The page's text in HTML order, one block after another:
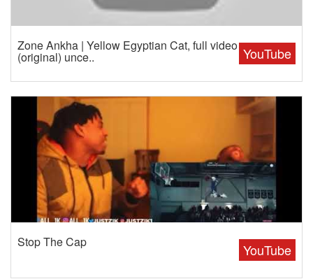
YouTube
Zone Ankha | Yellow Egyptian Cat, full video
(original) unce..
YouTube
Stop The Cap